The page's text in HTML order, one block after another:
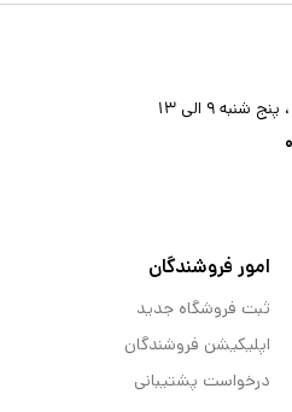
امور فروشندگان
ثبت فروشگاه جدید
اپلیکیشن فروشندگان
درخواست پشتیبانی